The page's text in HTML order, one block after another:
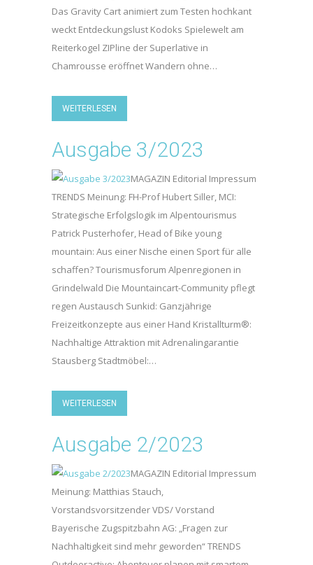
Das Gravity Cart animiert zum Testen hochkant
weckt Entdeckungslust Kodoks Spielewelt am
Reiterkogel ZIPline der Superlative in
Chamrousse eröffnet Wandern ohne…
WEITERLESEN
Ausgabe 3/2023
MAGAZIN Editorial Impressum
TRENDS Meinung: FH-Prof Hubert Siller, MCI:
Strategische Erfolgslogik im Alpentourismus
Patrick Pusterhofer, Head of Bike young
mountain: Aus einer Nische einen Sport für alle
schaffen? Tourismusforum Alpenregionen in
Grindelwald Die Mountaincart-Community pflegt
regen Austausch Sunkid: Ganzjährige
Freizeitkonzepte aus einer Hand Kristallturm®:
Nachhaltige Attraktion mit Adrenalingarantie
Stausberg Stadtmöbel:…
WEITERLESEN
Ausgabe 2/2023
MAGAZIN Editorial Impressum
Meinung: Matthias Stauch,
Vorstandsvorsitzender VDS/ Vorstand
Bayerische Zugspitzbahn AG: „Fragen zur
Nachhaltigkeit sind mehr geworden“ TRENDS